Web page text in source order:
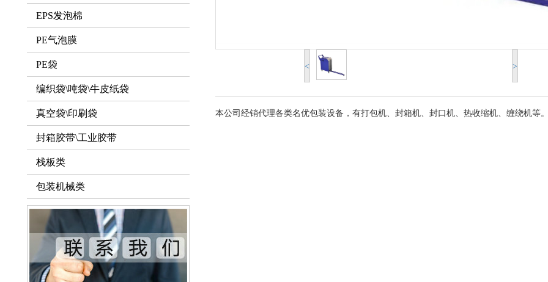
EPS发泡棉
PE气泡膜
PE袋
编织袋\吨袋\牛皮纸袋
真空袋\印刷袋
封箱胶带\工业胶带
栈板类
包装机械类
< >
本公司经销代理各类名优包装设备，有打包机、封箱机、封口机、热收缩机、缠绕机等